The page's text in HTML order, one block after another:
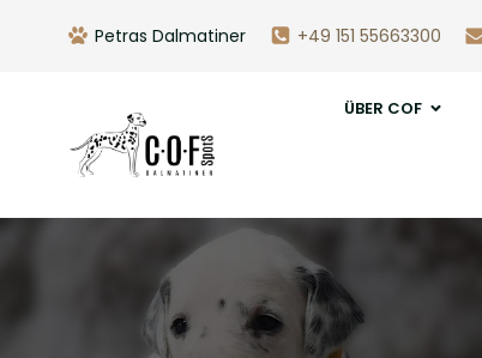
Petras Dalmatiner +49 151 55663300
ÜBER COF